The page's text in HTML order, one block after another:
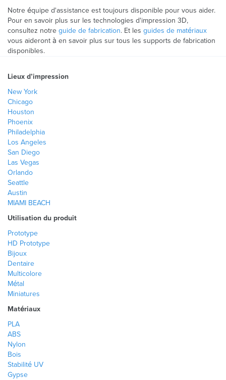
Notre équipe d'assistance est toujours disponible pour vous aider.
Pour en savoir plus sur les technologies d'impression 3D,
consultez notre guide de fabrication. Et les guides de matériaux
vous aideront à en savoir plus sur tous les supports de fabrication
disponibles.
Lieux d’impression
New York
Chicago
Houston
Phoenix
Philadelphia
Los Angeles
San Diego
Las Vegas
Orlando
Seattle
Austin
MIAMI BEACH
Utilisation du produit
Prototype
HD Prototype
Bijoux
Dentaire
Multicolore
Métal
Miniatures
Matériaux
PLA
ABS
Nylon
Bois
Stabilité UV
Gypse